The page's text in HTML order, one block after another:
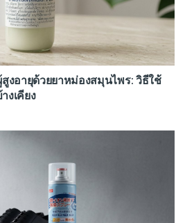
งอายุด้วยยาหม่องสมุนไพร: วิธีใช้
งเคียง